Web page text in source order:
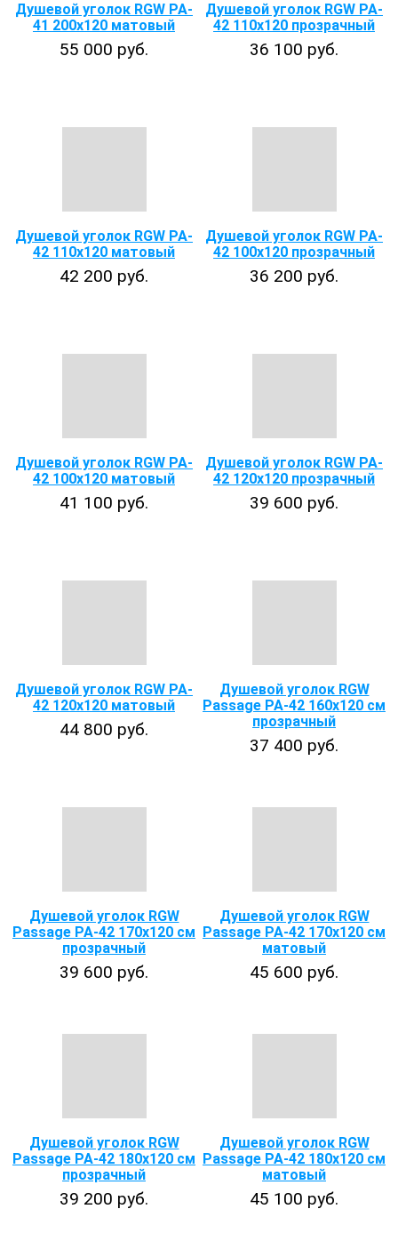
Душевой уголок RGW PA-
41 200x120 матовый
55 000 руб.
Душевой уголок RGW PA-
42 110х120 прозрачный
36 100 руб.
Душевой уголок RGW PA-
42 110x120 матовый
42 200 руб.
Душевой уголок RGW PA-
42 100х120 прозрачный
36 200 руб.
Душевой уголок RGW PA-
42 100x120 матовый
41 100 руб.
Душевой уголок RGW PA-
42 120x120 прозрачный
39 600 руб.
Душевой уголок RGW PA-
42 120x120 матовый
44 800 руб.
Душевой уголок RGW
Passage PA-42 160x120 см
прозрачный
37 400 руб.
Душевой уголок RGW
Passage PA-42 170x120 см
прозрачный
39 600 руб.
Душевой уголок RGW
Passage PA-42 170x120 см
матовый
45 600 руб.
Душевой уголок RGW
Passage PA-42 180x120 см
прозрачный
39 200 руб.
Душевой уголок RGW
Passage PA-42 180x120 см
матовый
45 100 руб.